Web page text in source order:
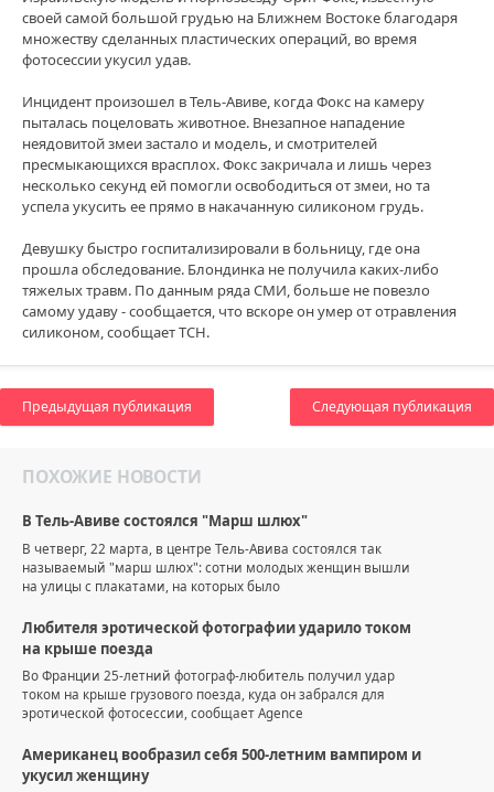
388
5
своей самой большой грудью на Ближнем Востоке благодаря
множеству сделанных пластических операций, во время
фотосессии укусил удав.
Инцидент произошел в Тель-Авиве, когда Фокс на камеру
пыталась поцеловать животное. Внезапное нападение
неядовитой змеи застало и модель, и смотрителей
пресмыкающихся врасплох. Фокс закричала и лишь через
несколько секунд ей помогли освободиться от змеи, но та
успела укусить ее прямо в накачанную силиконом грудь.
Девушку быстро госпитализировали в больницу, где она
прошла обследование. Блондинка не получила каких-либо
тяжелых травм. По данным ряда СМИ, больше не повезло
самому удаву - сообщается, что вскоре он умер от отравления
силиконом, сообщает ТСН.
Предыдущая публикация Следующая публикация
ПОХОЖИЕ НОВОСТИ
В Тель-Авиве состоялся "Марш шлюх"
В четверг, 22 марта, в центре Тель-Авива состоялся так
называемый "марш шлюх": сотни молодых женщин вышли
на улицы с плакатами, на которых было
Любителя эротической фотографии ударило током
на крыше поезда
Во Франции 25-летний фотограф-любитель получил удар
током на крыше грузового поезда, куда он забрался для
эротической фотосессии, сообщает Agence
Американец вообразил себя 500-летним вампиром и
укусил женщину